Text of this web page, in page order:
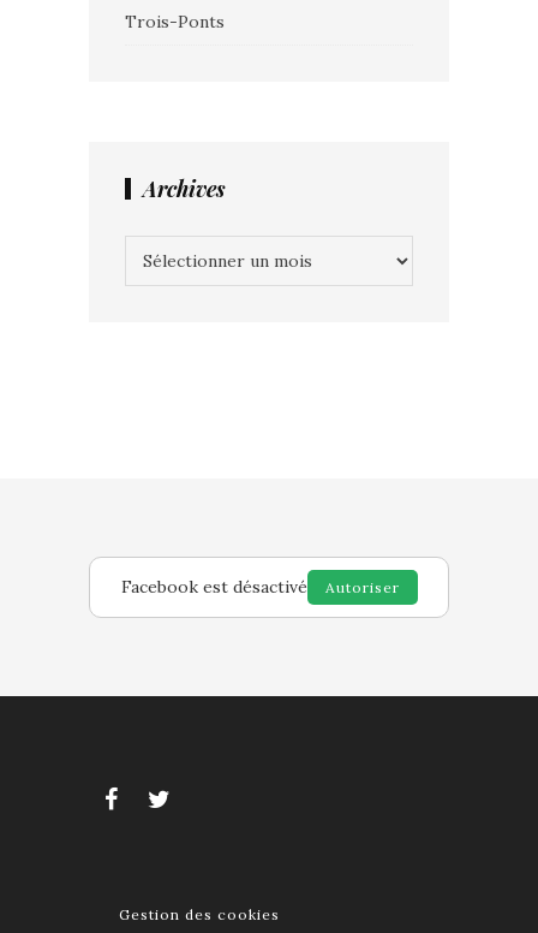
Trois-Ponts
Archives
Facebook est désactivé Autoriser
Gestion des cookies